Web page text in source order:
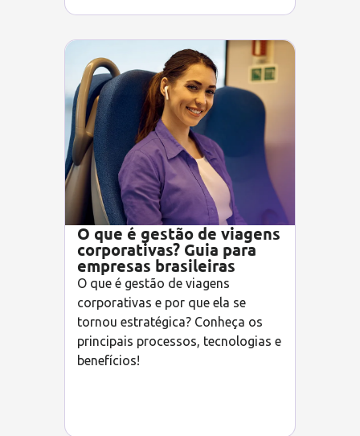
O que é gestão de viagens
corporativas? Guia para
empresas brasileiras
O que é gestão de viagens
corporativas e por que ela se
tornou estratégica? Conheça os
principais processos, tecnologias e
benefícios!